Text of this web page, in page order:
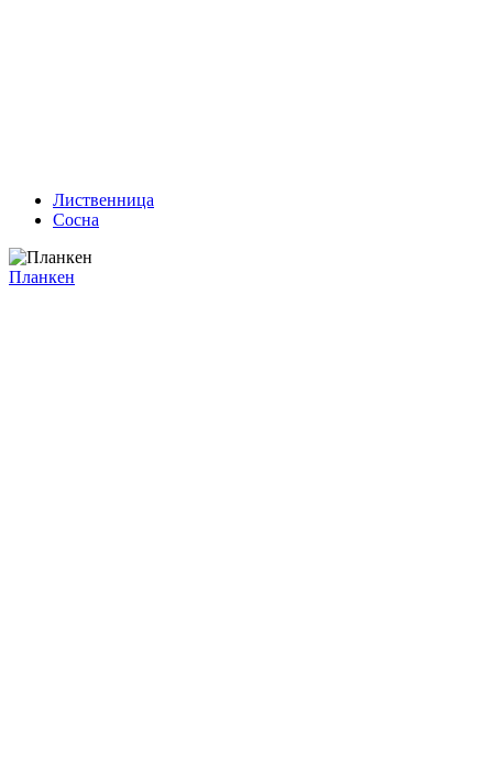
Лиственница
Сосна
Планкен